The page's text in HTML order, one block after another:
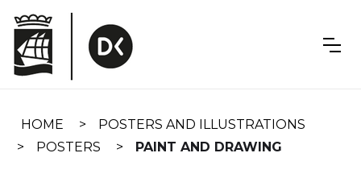
navigation
HOME
POSTERS AND ILLUSTRATIONS
POSTERS
PAINT AND DRAWING